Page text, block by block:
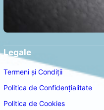
Legale
Termeni și Condiții
Politica de Confidențialitate
Politica de Cookies